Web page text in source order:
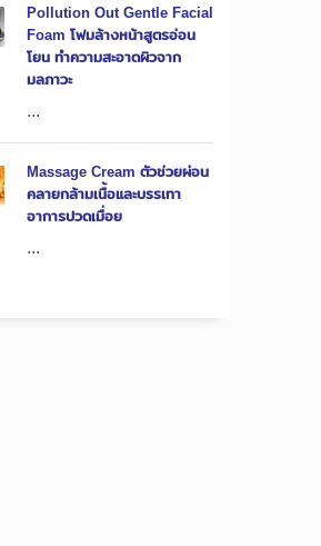
Pollution Out Gentle Facial
Foam โฟมล้างหน้าสูตรอ่อน
โยน ทำความสะอาดผิวจาก
มลภาวะ
...
Massage Cream ตัวช่วยผ่อน
คลายกล้ามเนื้อและบรรเทา
อาการปวดเมื่อย
...